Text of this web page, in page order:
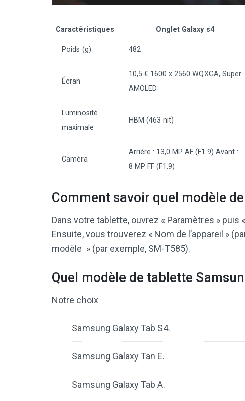
Caractéristiques Onglet Galaxy s4
Poids (g) 482
Écran
10,5 € 1600 x 2560 WQXGA, Super
AMOLED
Luminosité
maximale
HBM (463 nit)
Caméra
Arrière : 13,0 MP AF (F1.9) Avant :
8 MP FF (F1.9)
Comment savoir quel modèle
Dans votre tablette, ouvrez « Paramètres » puis
Ensuite, vous trouverez « Nom de l’appareil »
modèle » (par exemple, SM-T585).
Quel modèle de tablette
Notre choix
Samsung Galaxy Tab S4.
Samsung Galaxy Tan E.
Samsung Galaxy Tab A.